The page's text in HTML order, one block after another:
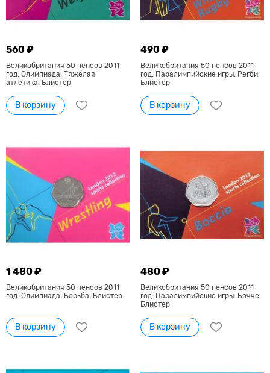
560 ₽
Великобритания 50 пенсов 2011
год. Олимпиада. Тяжёлая
атлетика. Блистер
В корзину
490 ₽
Великобритания 50 пенсов 2011
год. Паралимпийские игры. Регби.
Блистер
В корзину
1 480 ₽
Великобритания 50 пенсов 2011
год. Олимпиада. Борьба. Блистер
В корзину
480 ₽
Великобритания 50 пенсов 2011
год. Паралимпийские игры. Бочче.
Блистер
В корзину